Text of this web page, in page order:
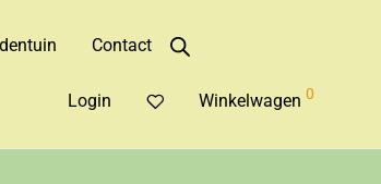
Contact
Login Winkelwagen 0